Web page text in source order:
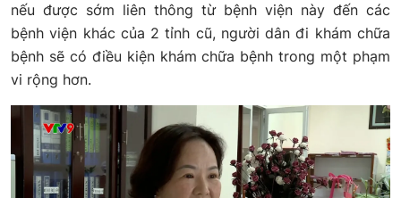
nếu được sớm liên thông từ bệnh viện này đến các
bệnh viện khác của 2 tỉnh cũ, người dân đi khám chữa
bệnh sẽ có điều kiện khám chữa bệnh trong một phạm
vi rộng hơn.